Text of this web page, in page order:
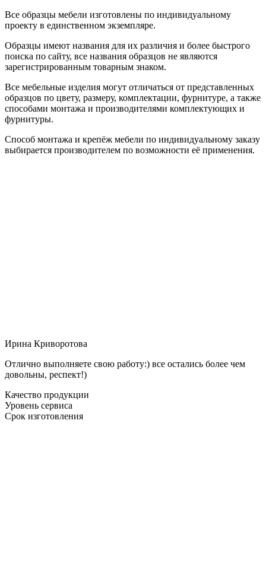
Все образцы мебели изготовлены по индивидуальному
проекту в единственном экземпляре.
Образцы имеют названия для их различия и более быстрого
поиска по сайту, все названия образцов не являются
зарегистрированным товарным знаком.
Все мебельные изделия могут отличаться от представленных
образцов по цвету, размеру, комплектации, фурнитуре, а также
способами монтажа и производителями комплектующих и
фурнитуры.
Способ монтажа и крепёж мебели по индивидуальному заказу
выбирается производителем по возможности её применения.
Ирина Криворотова
Отлично выполняете свою работу:) все остались более чем
довольны, респект!)
Качество продукции
Уровень сервиса
Срок изготовления